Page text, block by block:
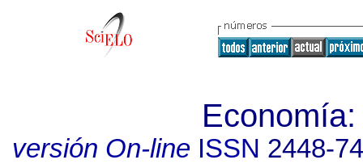
versión On-lineISSN 2448-